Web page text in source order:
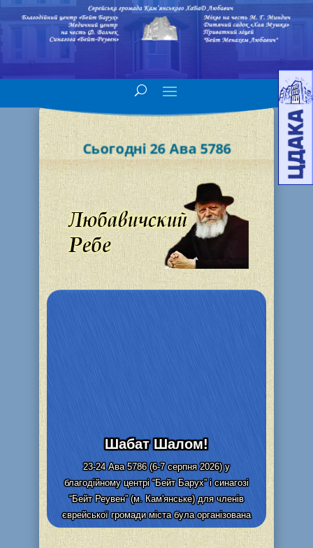
Сьогодні 26 Ава 5786
Шабат Шалом!
23-24 Ава 5786 (6-7 серпня 2026) у
благодійному центрі “Бейт Барух” і синагозі
“Бейт Реувен” (м. Кам'янське) для членів
єврейської громади міста була організована
видача та адресна доставка...